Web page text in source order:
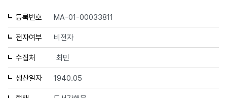
등록번호 MA-01-00033811
전자여부 비전자
수집처 최민
생산일자 1940.05